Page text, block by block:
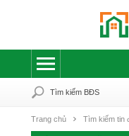
Tìm kiếm BĐS
Trang chủ Tìm kiếm tin